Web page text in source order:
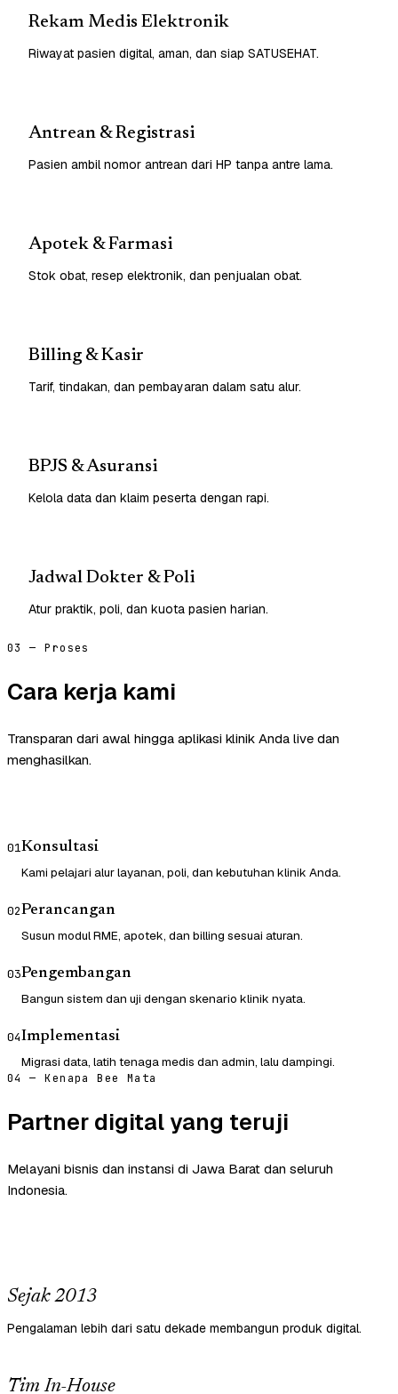
Rekam Medis Elektronik
Riwayat pasien digital, aman, dan siap SATUSEHAT.
Antrean & Registrasi
Pasien ambil nomor antrean dari HP tanpa antre lama.
Apotek & Farmasi
Stok obat, resep elektronik, dan penjualan obat.
Billing & Kasir
Tarif, tindakan, dan pembayaran dalam satu alur.
BPJS & Asuransi
Kelola data dan klaim peserta dengan rapi.
Jadwal Dokter & Poli
Atur praktik, poli, dan kuota pasien harian.
03 — Proses
Cara kerja kami
Transparan dari awal hingga aplikasi klinik Anda live dan
menghasilkan.
01Konsultasi
Kami pelajari alur layanan, poli, dan kebutuhan klinik Anda.
02Perancangan
Susun modul RME, apotek, dan billing sesuai aturan.
03Pengembangan
Bangun sistem dan uji dengan skenario klinik nyata.
04Implementasi
Migrasi data, latih tenaga medis dan admin, lalu dampingi.
04 — Kenapa Bee Mata
Partner digital yang teruji
Melayani bisnis dan instansi di Jawa Barat dan seluruh
Indonesia.
Sejak 2013
Pengalaman lebih dari satu dekade membangun produk digital.
Tim In-House